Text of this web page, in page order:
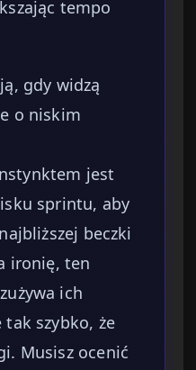
tempo
gdy widzą
o niskim
jest
sprintu, aby
beczki
ironię, ten
ich
tak szybko, że
Musisz ocenić